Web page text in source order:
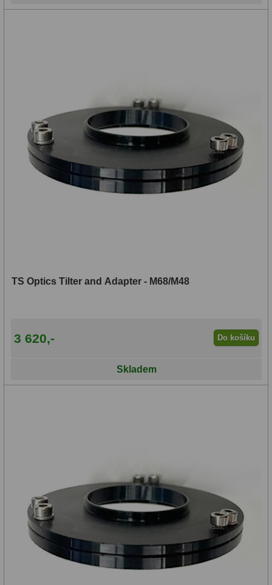
TS Optics Tilter and Adapter - M68/M48
3 620,- Do košíku
Skladem